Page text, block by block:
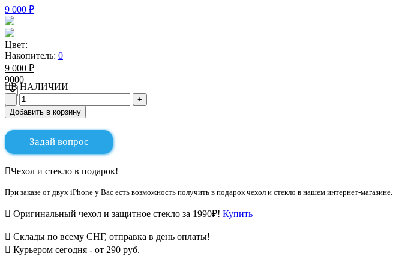
9 000 ₽
Цвет:
Накопитель: 0
9 000 ₽
9000
В НАЛИЧИИ
Добавить в корзину
Задай вопрос
Чехол и стекло в подарок!
При заказе от двух iPhone у Вас есть возможность получить в подарок чехол и стекло в нашем интернет-магазине.
Оригинальный чехол и защитное стекло за 1990₽! Купить
Склады по всему СНГ, отправка в день оплаты!
Курьером сегодня - от 290 руб.